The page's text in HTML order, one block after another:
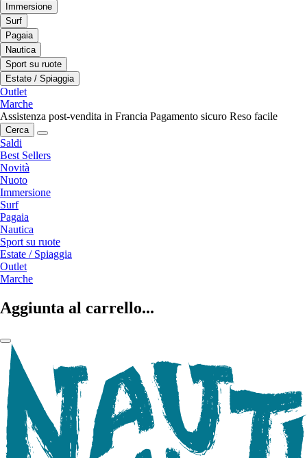
Immersione
Surf
Pagaia
Nautica
Sport su ruote
Estate / Spiaggia
Outlet
Marche
Assistenza post-vendita in Francia Pagamento sicuro Reso facile
Cerca
Saldi
Best Sellers
Novità
Nuoto
Immersione
Surf
Pagaia
Nautica
Sport su ruote
Estate / Spiaggia
Outlet
Marche
Aggiunta al carrello...